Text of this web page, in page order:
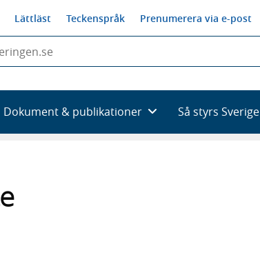
Lättläst Teckenspråk Prenumerera via e-post
Dokument & publikationer Så styrs Sverige